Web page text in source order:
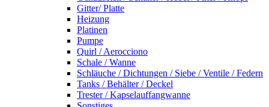
Gitter/ Platte
Heizung
Platinen
Pumpe
Quirl / Aerocciono
Schale / Wanne
Schläuche / Dichtungen / Siebe / Ventile / Federn
Tanks / Behälter / Deckel
Trester / Kapselauffangwanne